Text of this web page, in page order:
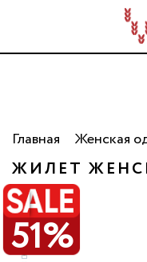
Трикотаж для всей
от
Главная Женская
ЖИЛЕТ
51%